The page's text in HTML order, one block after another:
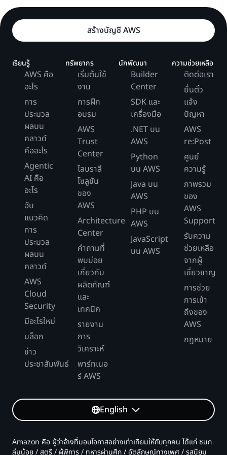
สร้างบัญชี AWS
เรียนรู้
AWS คือ
อะไร
การ
ประมวล
ผลบน
คลาวด์
คืออะไร
Agentic
AI คือ
อะไร
ฮับ
แนวคิด
การ
ประมวล
ผลบน
คลาวด์
AWS
Cloud
Security
มีอะไรใหม่
บล็อก
ข่าว
ประชาสัมพันธ์
ทรัพยากร
เริ่มต้นใช้
งาน
การฝึก
อบรม
AWS
Trust
Center
ไลบราลี
โซลูชัน
ของ
AWS
Architecture
Center
คำถามที่
พบบ่อย
เกี่ยวกับ
ผลิตภัณฑ์
และ
เทคนิค
รายงาน
การ
วิเคราะห์
พาร์ทเนอ
ร์ AWS
นักพัฒนา
Builder
Center
SDK และ
เครื่องมือ
.NET บน
AWS
Python
บน AWS
Java บน
AWS
PHP บน
AWS
JavaScript
บน AWS
ความช่วยเหลือ
ติดต่อเรา
ยื่นตั๋ว
แจ้ง
ปัญหา
AWS
re:Post
ศูนย์
ความรู้
ภาพรวม
ของ
AWS
Support
รับความ
ช่วยเหลือ
จากผู้
เชี่ยวชาญ
การช่วย
การเข้า
ถึงของ
AWS
กฎหมาย
English
Amazon คือ ผู้ว่าจ้างที่มอบโอกาสอย่างเท่าเทียมให้กับทุกคน ได้แก่ ชนก
ลุ่มน้อย / สตรี / ผู้พิการ / ทหารผ่านศึก / อัตลักษณ์ทางเพศ / รสนิยม